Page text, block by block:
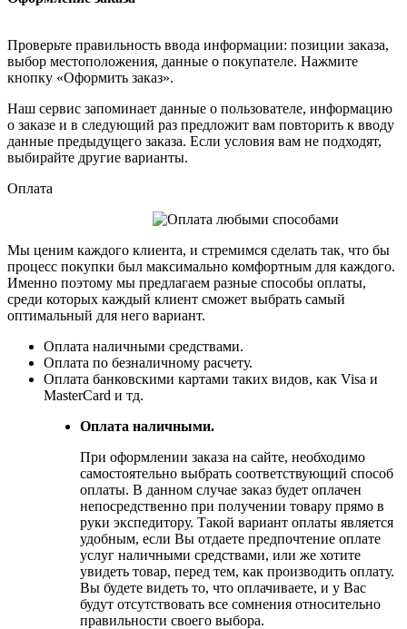
Проверьте правильность ввода информации: позиции заказа,
выбор местоположения, данные о покупателе. Нажмите
кнопку «Оформить заказ».
Наш сервис запоминает данные о пользователе, информацию
о заказе и в следующий раз предложит вам повторить к вводу
данные предыдущего заказа. Если условия вам не подходят,
выбирайте другие варианты.
Оплата
Мы ценим каждого клиента, и стремимся сделать так, что бы
процесс покупки был максимально комфортным для каждого.
Именно поэтому мы предлагаем разные способы оплаты,
среди которых каждый клиент сможет выбрать самый
оптимальный для него вариант.
Оплата наличными средствами.
Оплата по безналичному расчету.
Оплата банковскими картами таких видов, как Visa и
MasterCard и тд.
Оплата наличными.
При оформлении заказа на сайте, необходимо
самостоятельно выбрать соответствующий способ
оплаты. В данном случае заказ будет оплачен
непосредственно при получении товару прямо в
руки экспедитору. Такой вариант оплаты является
удобным, если Вы отдаете предпочтение оплате
услуг наличными средствами, или же хотите
увидеть товар, перед тем, как производить оплату.
Вы будете видеть то, что оплачиваете, и у Вас
будут отсутствовать все сомнения относительно
правильности своего выбора.